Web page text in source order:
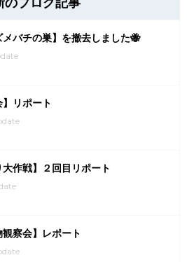
メバチの巣】を撤去しました🐝
】リポート
大作戦】２回目リポート
観察会】レポート